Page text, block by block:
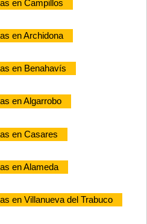
en Campillos
en Archidona
en Benahavís
en Algarrobo
en Casares
en Alameda
en Villanueva del Trabuco